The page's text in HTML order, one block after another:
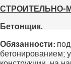
СТРОИТЕЛЬНО-
Бетонщик.
Обязанности:
бетонированием;